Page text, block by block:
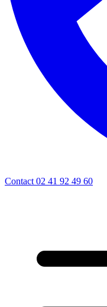
Contact 02 41 92 49 60